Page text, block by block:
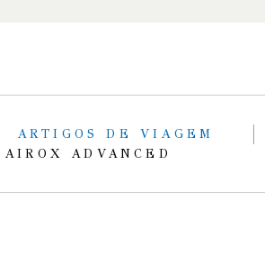
ARTIGOS DE VIAGEM
ADVANCED